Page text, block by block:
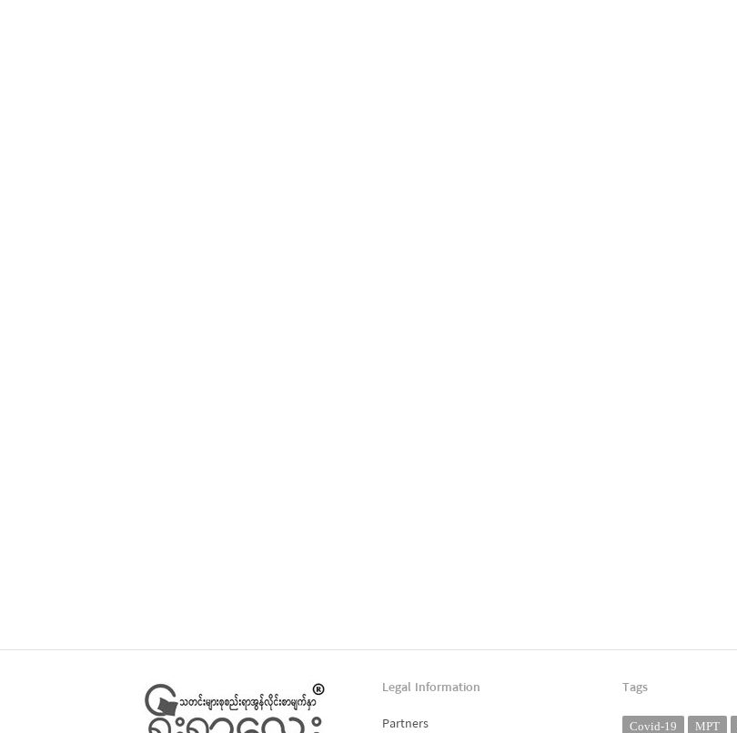
Legal Information
Partners
Tags
Covid-19 MPT